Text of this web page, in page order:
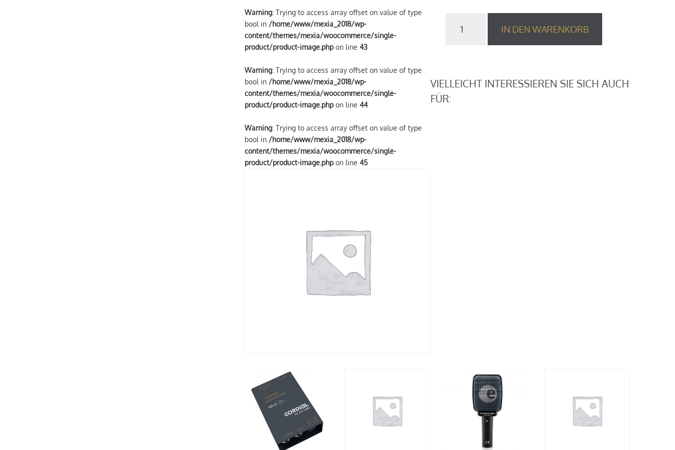
Warning: Trying to access array offset on value of type
bool in /home/www/mexia_2018/wp-
content/themes/mexia/woocommerce/single-
product/product-image.phpon line 43
Warning: Trying to access array offset on value of type
bool in /home/www/mexia_2018/wp-
content/themes/mexia/woocommerce/single-
product/product-image.phpon line 44
Warning: Trying to access array offset on value of type
bool in /home/www/mexia_2018/wp-
content/themes/mexia/woocommerce/single-
product/product-image.phpon line 45
Drumkit
IN DEN WARENKORB
VIELLEICHT INTERESSIEREN SIE SICH AUCH
FÜR: